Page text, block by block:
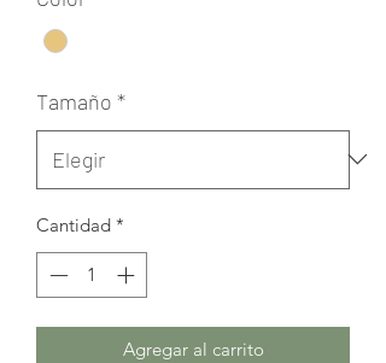
Tamaño *
Cantidad *
Agregar al carrito